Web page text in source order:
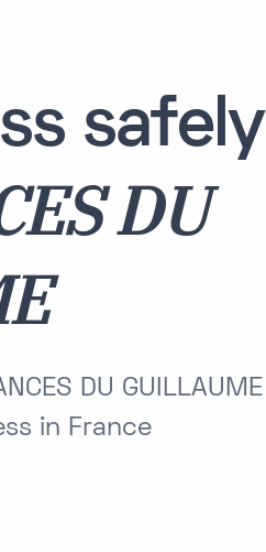
safely
DU
DU GUILLAUME
in France